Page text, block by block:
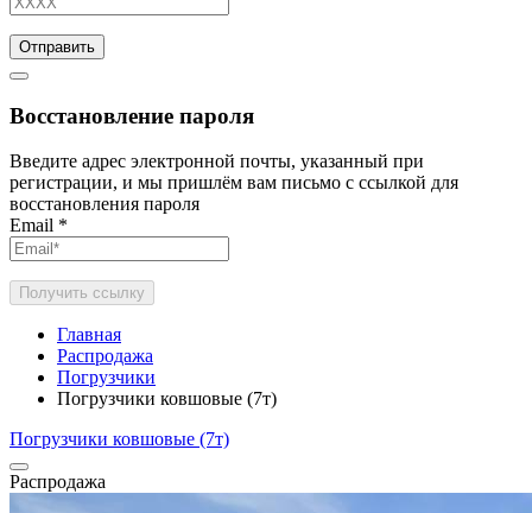
Отправить
Восстановление пароля
Введите адрес электронной почты, указанный при
регистрации, и мы пришлём вам письмо с ссылкой для
восстановления пароля
Email *
Получить ссылку
Главная
Распродажа
Погрузчики
Погрузчики ковшовые (7т)
Погрузчики ковшовые (7т)
Распродажа